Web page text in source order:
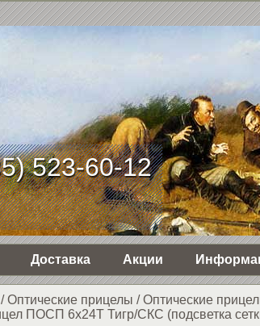
523-60-12
Доставка Акции
Оптические прицелы /Оптические
ПОСП 6х24Т Тигр/СКС (подсветка